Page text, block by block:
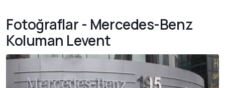
Fotoğraflar - Mercedes-Benz
Koluman Levent